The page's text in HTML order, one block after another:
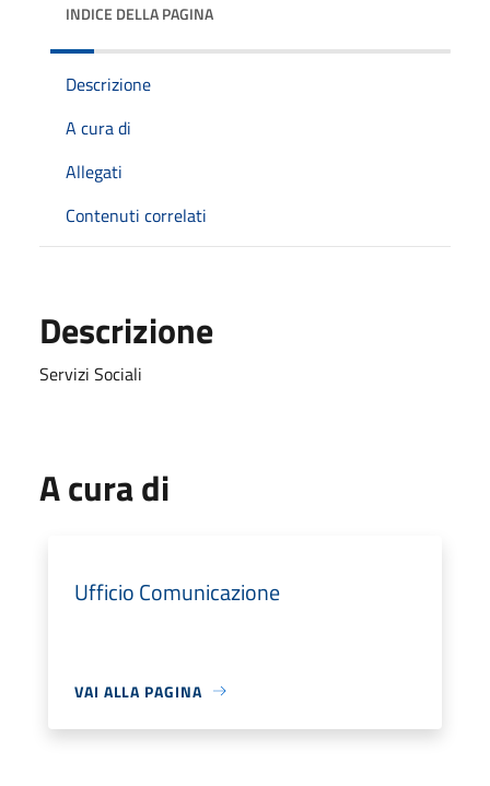
INDICE DELLA PAGINA
Descrizione
A cura di
Allegati
Contenuti correlati
Descrizione
Servizi Sociali
A cura di
Ufficio Comunicazione
VAI ALLA PAGINA